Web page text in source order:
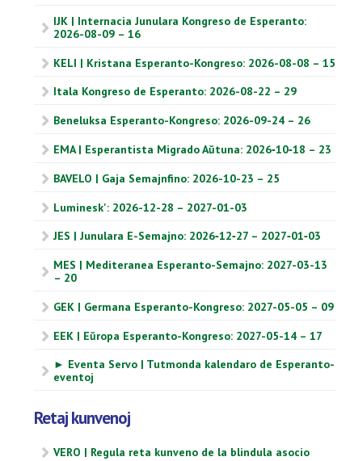
IJK | Internacia Junulara Kongreso de Esperanto:
2026-08-09 – 16
KELI | Kristana Esperanto-Kongreso: 2026-08-08 – 15
Itala Kongreso de Esperanto: 2026-08-22 – 29
Beneluksa Esperanto-Kongreso: 2026-09-24 – 26
EMA | Esperantista Migrado Aŭtuna: 2026‑10‑18 – 23
BAVELO | Gaja Semajnfino: 2026-10-23 – 25
Luminesk': 2026-12-28 – 2027-01-03
JES | Junulara E-Semajno: 2026‑12‑27 – 2027‑01‑03
MES | Mediteranea Esperanto-Semajno: 2027-03-13
– 20
GEK | Germana Esperanto-Kongreso: 2027-05-05 – 09
EEK | Eŭropa Esperanto-Kongreso: 2027-05-14 – 17
► Eventa Servo | Tutmonda kalendaro de Esperanto-
eventoj
Retaj kunvenoj
VERO | Regula reta kunveno de la blindula asocio